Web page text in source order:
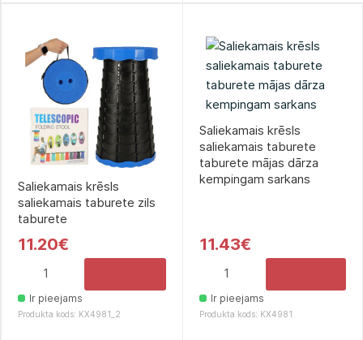
Saliekamais krēsls
saliekamais taburete zils
taburete
11.20€
Ir pieejams
Produkta kods: KX4981_2
Saliekamais krēsls
saliekamais taburete
taburete mājas dārza
kempingam sarkans
11.43€
Ir pieejams
Produkta kods: KX4981